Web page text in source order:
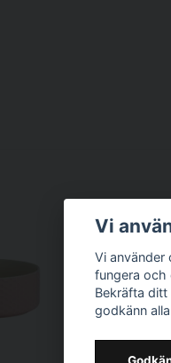
Vi
Vi
fungera och
Bekräfta
godkänn